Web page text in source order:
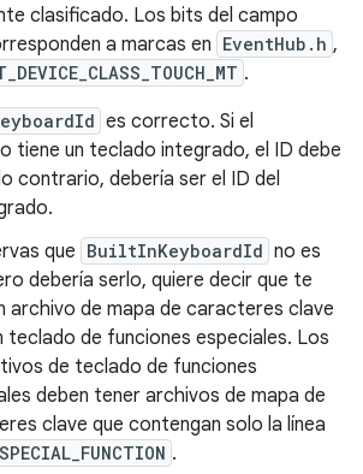
clasificado. Los bits del campo
a marcas en EventHub.h ,
.
es correcto. Si el
tiene un teclado integrado, el ID debe
contrario, debería ser el ID del
que BuiltInKeyboardId no es
debería serlo, quiere decir que te
archivo de mapa de caracteres clave
teclado de funciones especiales. Los
de teclado de funciones
deben tener archivos de mapa de
clave que contengan solo la línea
.